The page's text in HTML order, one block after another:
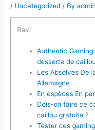
/ Uncategorized / Byadmin
Ravi
Authentic
desserte de
Les Absolves De
Allemagne
En espèces En
Dois-on faire ce
caillou gratuite ?
Tester ces